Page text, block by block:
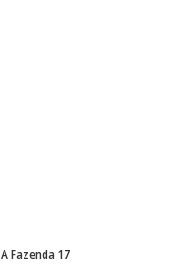
A Fazenda 17